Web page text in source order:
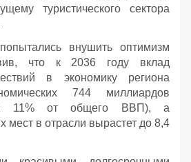
туристического сектора
внушить оптимизм
что к 2036 году вклад
в экономику региона
744 миллиардов
11% от общего ВВП), а
мест в отрасли вырастет до 8,4